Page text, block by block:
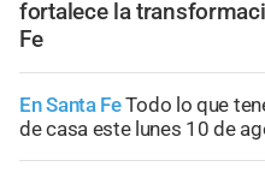
fortalece la
Fe
En Santa FeTodo lo que
de casa este lunes 10 de